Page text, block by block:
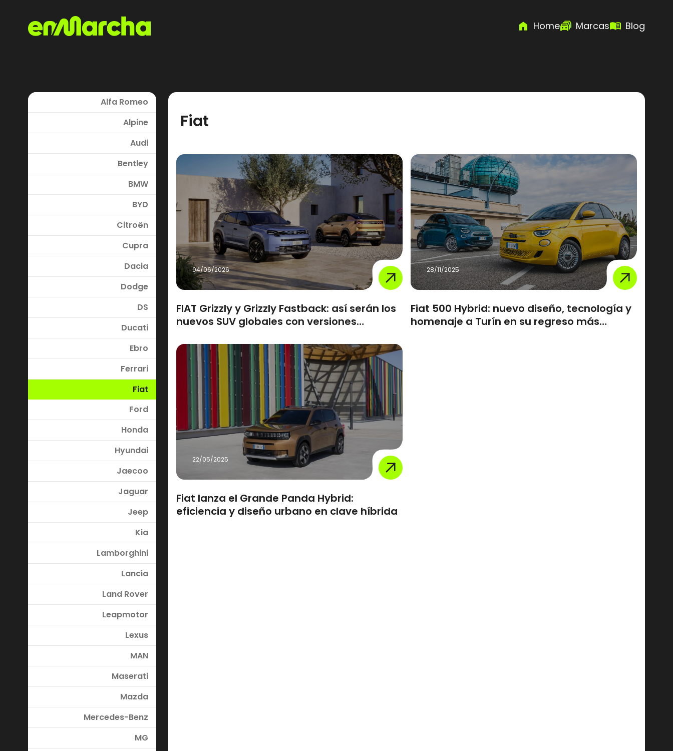
Home Marcas Blog
Alfa Romeo
Alpine
Audi
Bentley
BMW
BYD
Citroën
Cupra
Dacia
Dodge
DS
Ducati
Ebro
Ferrari
Fiat
Ford
Honda
Hyundai
Jaecoo
Jaguar
Jeep
Kia
Lamborghini
Lancia
Land Rover
Leapmotor
Lexus
MAN
Maserati
Mazda
Mercedes-Benz
MG
Fiat
04/06/2026
FIAT Grizzly y Grizzly Fastback: así serán los
nuevos SUV globales con versiones
28/11/2025
Fiat 500 Hybrid: nuevo diseño, tecnología y
homenaje a Turín en su regreso más
22/05/2025
Fiat lanza el Grande Panda Hybrid:
eficiencia y diseño urbano en clave híbrida